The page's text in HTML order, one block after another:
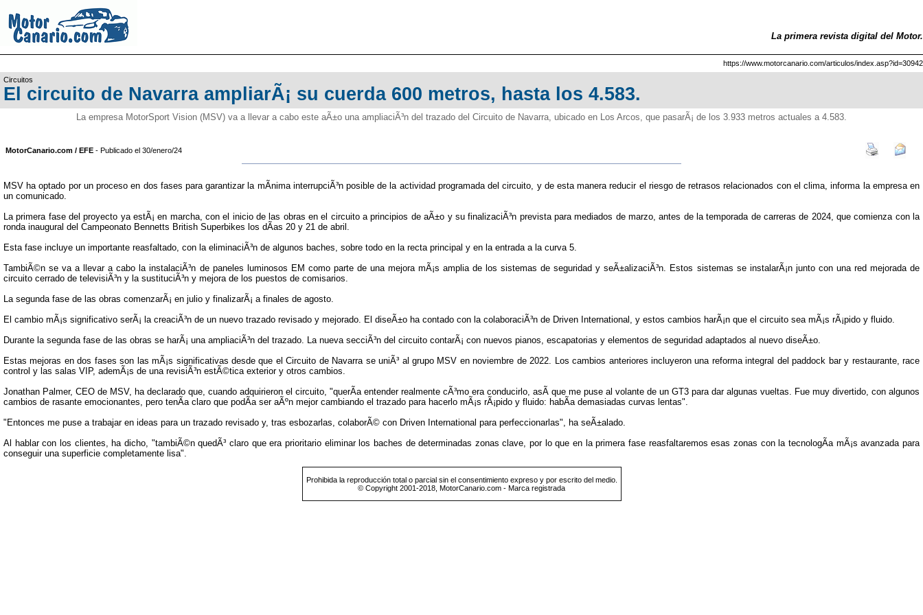
La primera revista digital del Motor.
https://www.motorcanario.com/articulos/index.asp?id=30942
Circuitos
El circuito de Navarra ampliarÃ¡ su cuerda 600 metros, hasta los 4.583.
La empresa MotorSport Vision (MSV) va a llevar a cabo este aÃ±o una ampliaciÃ³n del trazado del Circuito de Navarra, ubicado en Los Arcos, que pasarÃ¡ de los 3.933 metros actuales a 4.583.
MotorCanario.com / EFE - Publicado el 30/enero/24
MSV ha optado por un proceso en dos fases para garantizar la mÃ­nima interrupciÃ³n posible de la actividad programada del circuito, y de esta manera reducir el riesgo de retrasos relacionados con el clima, informa la empresa en
un comunicado.
La primera fase del proyecto ya estÃ¡ en marcha, con el inicio de las obras en el circuito a principios de aÃ±o y su finalizaciÃ³n prevista para mediados de marzo, antes de la temporada de carreras de 2024, que comienza con la
ronda inaugural del Campeonato Bennetts British Superbikes los dÃ­as 20 y 21 de abril.
Esta fase incluye un importante reasfaltado, con la eliminaciÃ³n de algunos baches, sobre todo en la recta principal y en la entrada a la curva 5.
TambiÃ©n se va a llevar a cabo la instalaciÃ³n de paneles luminosos EM como parte de una mejora mÃ¡s amplia de los sistemas de seguridad y seÃ±alizaciÃ³n. Estos sistemas se instalarÃ¡n junto con una red mejorada de
circuito cerrado de televisiÃ³n y la sustituciÃ³n y mejora de los puestos de comisarios.
La segunda fase de las obras comenzarÃ¡ en julio y finalizarÃ¡ a finales de agosto.
El cambio mÃ¡s significativo serÃ¡ la creaciÃ³n de un nuevo trazado revisado y mejorado. El diseÃ±o ha contado con la colaboraciÃ³n de Driven International, y estos cambios harÃ¡n que el circuito sea mÃ¡s rÃ¡pido y fluido.
Durante la segunda fase de las obras se harÃ¡ una ampliaciÃ³n del trazado. La nueva secciÃ³n del circuito contarÃ¡ con nuevos pianos, escapatorias y elementos de seguridad adaptados al nuevo diseÃ±o.
Estas mejoras en dos fases son las mÃ¡s significativas desde que el Circuito de Navarra se uniÃ³ al grupo MSV en noviembre de 2022. Los cambios anteriores incluyeron una reforma integral del paddock bar y restaurante, race
control y las salas VIP, ademÃ¡s de una revisiÃ³n estÃ©tica exterior y otros cambios.
Jonathan Palmer, CEO de MSV, ha declarado que, cuando adquirieron el circuito, "querÃ­a entender realmente cÃ³mo era conducirlo, asÃ­ que me puse al volante de un GT3 para dar algunas vueltas. Fue muy divertido, con algunos
cambios de rasante emocionantes, pero tenÃ­a claro que podÃ­a ser aÃºn mejor cambiando el trazado para hacerlo mÃ¡s rÃ¡pido y fluido: habÃ­a demasiadas curvas lentas".
"Entonces me puse a trabajar en ideas para un trazado revisado y, tras esbozarlas, colaborÃ© con Driven International para perfeccionarlas", ha seÃ±alado.
Al hablar con los clientes, ha dicho, "tambiÃ©n quedÃ³ claro que era prioritario eliminar los baches de determinadas zonas clave, por lo que en la primera fase reasfaltaremos esas zonas con la tecnologÃ­a mÃ¡s avanzada para
conseguir una superficie completamente lisa".
Prohibida la reproducción total o parcial sin el consentimiento expreso y por escrito del medio.
© Copyright 2001-2018, MotorCanario.com - Marca registrada